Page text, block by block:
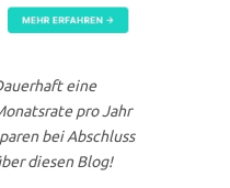
eine
pro Jahr
bei Abschluss
diesen Blog!